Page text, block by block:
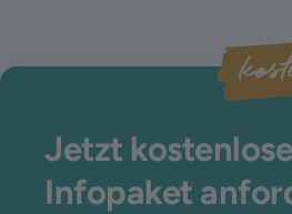
Jetzt
Infopaket